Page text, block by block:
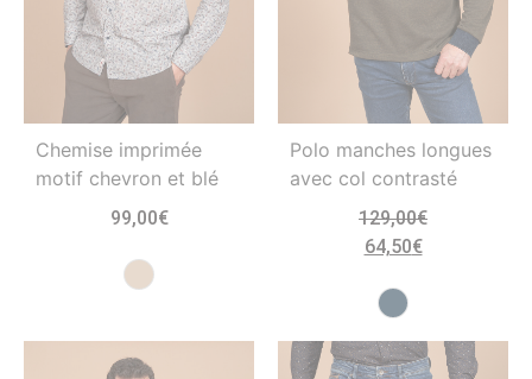
Chemise imprimée
motif chevron et blé
99,00€
Polo manches longues
avec col contrasté
129,00€
64,50€